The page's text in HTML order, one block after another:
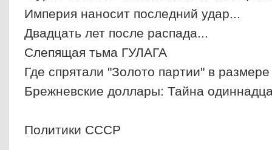
Империя наносит последний удар...
Двадцать лет после распада...
Слепящая тьма ГУЛАГА
Где спрятали "Золото партии" в
Брежневские доллары: Тайна
Политики СССР